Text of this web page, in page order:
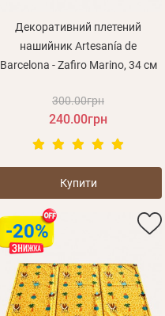
Декоративний плетений
нашийник Artesanía de
Barcelona - Zafiro Marino, 34 см
300.00грн
240.00грн
Купити
-20%